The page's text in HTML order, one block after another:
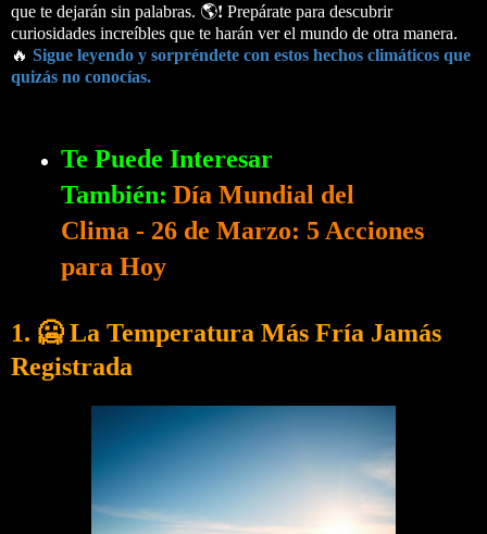
que te dejarán sin palabras. 🌎❗ Prepárate para descubrir
curiosidades increíbles que te harán ver el mundo de otra manera.
🔥 Sigue leyendo y sorpréndete con estos hechos climáticos que
quizás no conocías.
Te Puede Interesar
También: Día Mundial del
Clima - 26 de Marzo: 5 Acciones
para Hoy
1. 🥶 La Temperatura Más Fría Jamás
Registrada